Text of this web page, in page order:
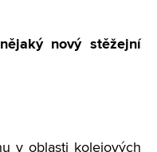
nový stěžejní
v oblasti kolejových